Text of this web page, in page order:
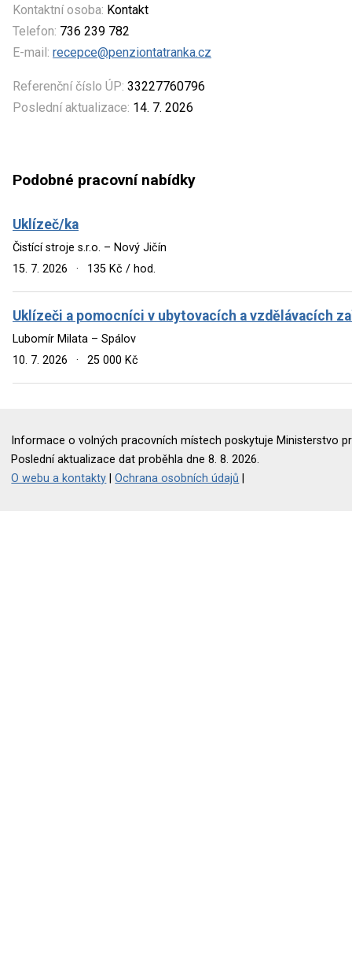
Kontaktní osoba: Kontakt
Telefon: 736 239 782
E-mail: recepce@penziontatranka.cz
Referenční číslo ÚP: 33227760796
Poslední aktualizace: 14. 7. 2026
Podobné pracovní nabídky
Uklízeč/ka
Čistící stroje s.r.o. – Nový Jičín
15. 7. 2026
· 135 Kč / hod.
Uklízeči a pomocníci v ubytovacích a vzdělávacích
Lubomír Milata – Spálov
10. 7. 2026
· 25 000 Kč
Informace o volných pracovních místech poskytuje Ministerstvo
Poslední aktualizace dat proběhla dne 8. 8. 2026.
O webu a kontakty |Ochrana osobních údajů